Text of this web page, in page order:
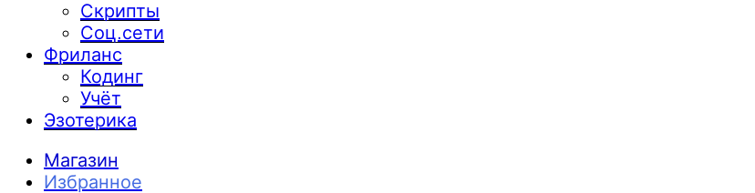
Скрипты
Соц.сети
Фриланс
Кодинг
Учёт
Эзотерика
Магазин
Избранное